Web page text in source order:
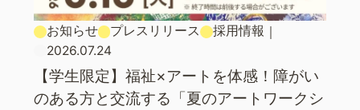
お知らせ プレスリリース 採用情報 ｜
2026.07.24
【学生限定】福祉×アートを体感！障がい
のある方と交流する「夏のアートワークシ